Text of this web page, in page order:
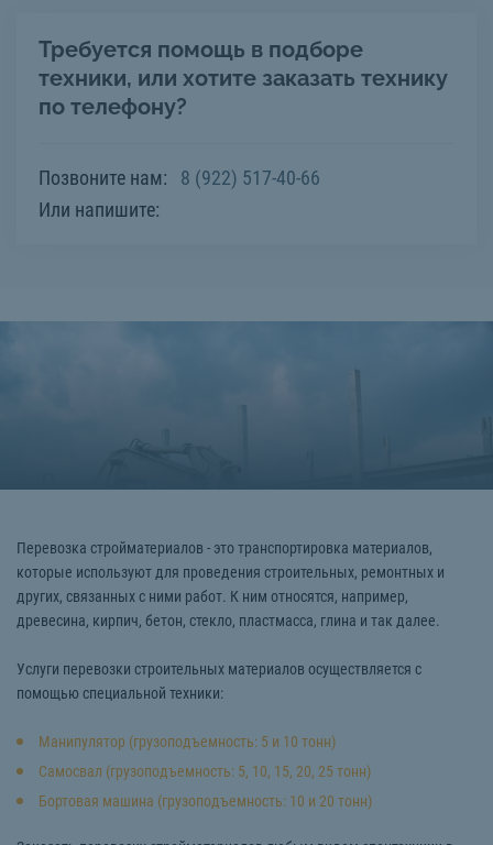
Требуется помощь в подборе
техники, или хотите заказать технику
по телефону?
Позвоните нам:
8 (922) 517-40-66
Или напишите:
Перевозка стройматериалов - это транспортировка материалов,
которые используют для проведения строительных, ремонтных и
других, связанных с ними работ. К ним относятся, например,
древесина, кирпич, бетон, стекло, пластмасса, глина и так далее.
Услуги перевозки строительных материалов осуществляется с
помощью специальной техники:
Манипулятор (грузоподъемность: 5 и 10 тонн)
Самосвал (грузоподъемность: 5, 10, 15, 20, 25 тонн)
Бортовая машина (грузоподъемность: 10 и 20 тонн)